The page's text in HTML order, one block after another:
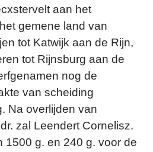
aan het
gemene land van
tot Katwijk aan de Rijn,
tot Rijnsburg aan de
nog de
van scheiding
Na overlijden van
zal Leendert Cornelisz.
1500 g. en 240 g. voor de